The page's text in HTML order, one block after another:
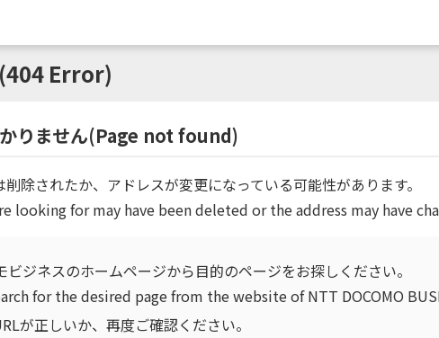
Error)
りません(Page not found)
除されたか、アドレスが変更になっている可能性があります。
looking for may have been deleted or the address may have
ビジネスのホームページから目的のページをお探しください。
for the desired page from the website of NTT DOCOMO
が正しいか、再度ご確認ください。